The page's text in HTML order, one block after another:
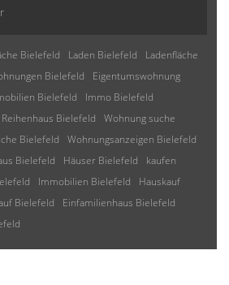
Bielefeld Laden Bielefeld
Ladenfläche
Bielefeld
Eigentumswohnung
Bielefeld
Immo Bielefeld
Reihenhaus Bielefeld
Wohnung suche
Bielefeld
Wohnungsanzeigen Bielefeld
Bielefeld Häuser Bielefeld
kaufen
Immobilien Bielefeld
Hauskauf
Bielefeld
Einfamilienhaus Bielefeld